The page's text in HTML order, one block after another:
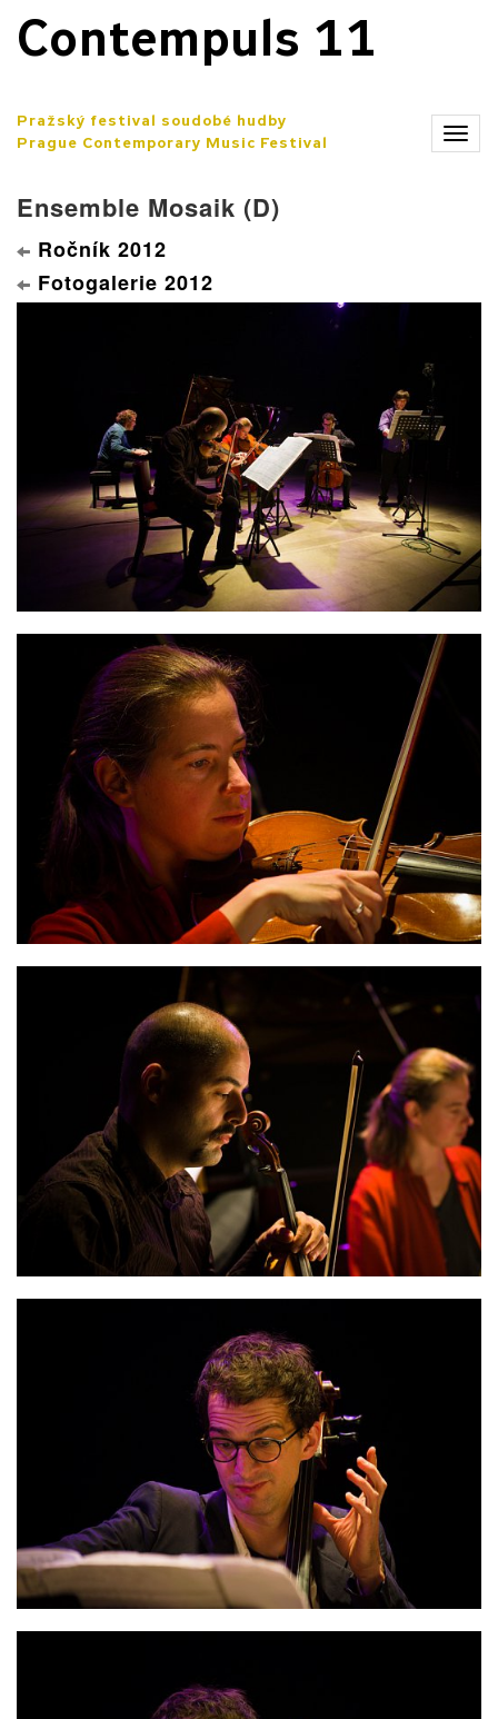
Contempuls 11
Pražský festival soudobé hudby
Prague Contemporary Music Festival
Ensemble Mosaik (D)
Ročník 2012
Fotogalerie 2012